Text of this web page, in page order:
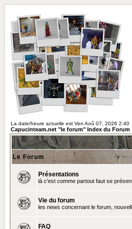
La date/heure actuelle est Ven Aoû 07, 2026 2:40
Capucinteam.net "le forum" Index du Forum
Le Forum
Présentations
là c'est comme partout faut se
Vie du forum
les news concernant le forum,
FAQ